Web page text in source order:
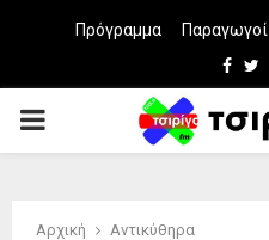
Πρόγραμμα Παραγωγοί
PRIMARY
Αρχική
Αντικύθηρα